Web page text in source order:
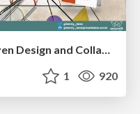
1 920